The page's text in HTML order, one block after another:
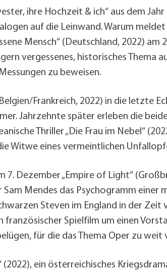
Süd 1. BA
Süd 2. BA
ihre Hochzeit & ich“ aus dem
auf die Leinwand. Warum meldet
Mensch“ (Deutschland, 2022) am
vergessenes, historisches Thema
zu beweisen.
Frankreich, 2022) in die letzte
Jahrzehnte später erleben die
Thriller „Die Frau im Nebel“
Witwe eines vermeintlichen
7. Dezember „Empire of Light“
Mendes das Psychogramm
Steven im England in der
französischer Spielfilm um einen
für die das Thema Oper zu
(2022), ein österreichisches